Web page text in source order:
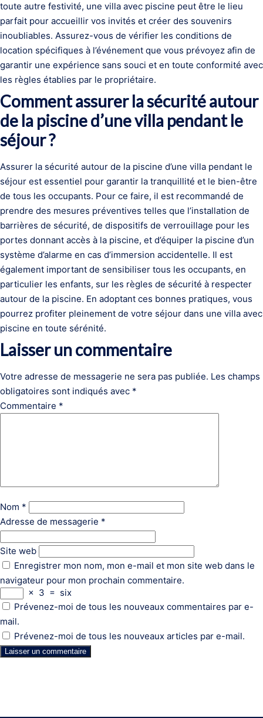
toute autre festivité, une villa avec piscine peut être le lieu
parfait pour accueillir vos invités et créer des souvenirs
inoubliables. Assurez-vous de vérifier les conditions de
location spécifiques à l’événement que vous prévoyez afin de
garantir une expérience sans souci et en toute conformité avec
les règles établies par le propriétaire.
Comment assurer la sécurité autour
de la piscine d’une villa pendant le
séjour ?
Assurer la sécurité autour de la piscine d’une villa pendant le
séjour est essentiel pour garantir la tranquillité et le bien-être
de tous les occupants. Pour ce faire, il est recommandé de
prendre des mesures préventives telles que l’installation de
barrières de sécurité, de dispositifs de verrouillage pour les
portes donnant accès à la piscine, et d’équiper la piscine d’un
système d’alarme en cas d’immersion accidentelle. Il est
également important de sensibiliser tous les occupants, en
particulier les enfants, sur les règles de sécurité à respecter
autour de la piscine. En adoptant ces bonnes pratiques, vous
pourrez profiter pleinement de votre séjour dans une villa avec
piscine en toute sérénité.
Laisser un commentaire
Votre adresse de messagerie ne sera pas publiée. Les champs
obligatoires sont indiqués avec *
Commentaire *
Nom *
Adresse de messagerie *
Site web
Enregistrer mon nom, mon e-mail et mon site web dans le
navigateur pour mon prochain commentaire.
× 3 = six
Prévenez-moi de tous les nouveaux commentaires par e-
mail.
Prévenez-moi de tous les nouveaux articles par e-mail.